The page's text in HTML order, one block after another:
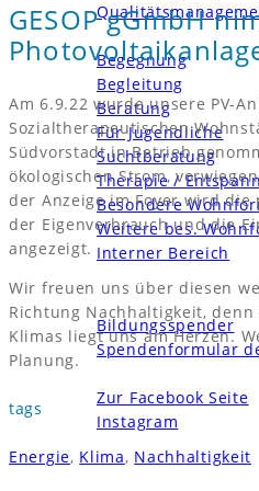
Bereiche und Angebote
Begegnung
Begleitung
Beratung
Für Jugendliche
Suchtberatung
Therapie /
Besondere
Weitere bes.
Interner Bereich
News und Termine
Unterstützen
Bildungsspender
Spendenformular
Kontakt
Zur Facebook Seite
Instagram
GESOP gGmbH
Am 6.9.22 wurde unsere PV-
Sozialtherapeutischen
Südvorstadt in Betrieb
ökologischen Strom,
der Anzeige im Foyer wird die
der Eigenverbrauch und die
angezeigt.
Wir freuen uns über diesen
Richtung Nachhaltigkeit,
Klimas liegt uns am Herzen.
Planung.
tags
Energie, Klima, Nachhaltigkeit